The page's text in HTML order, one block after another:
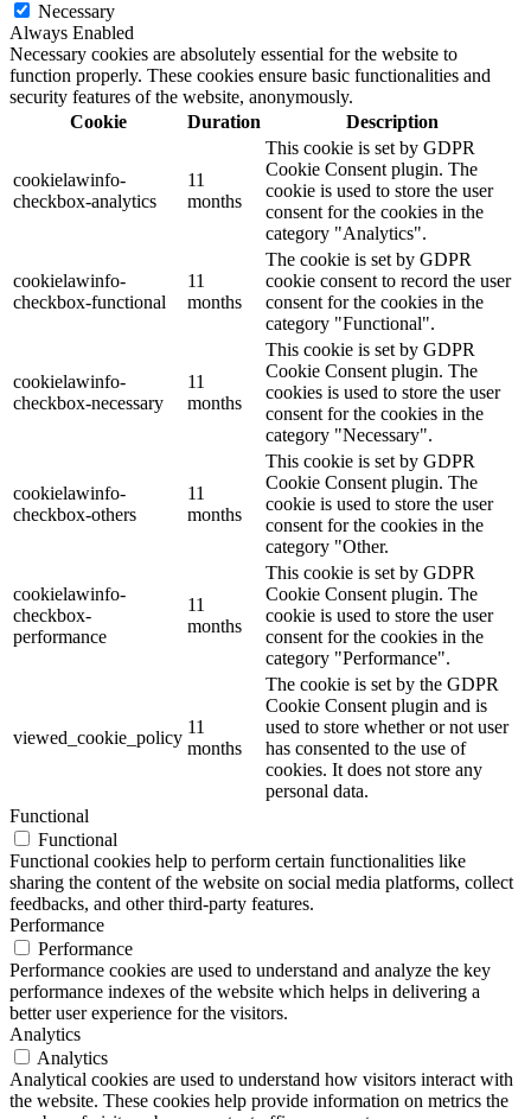
Necessary
Always Enabled
Necessary cookies are absolutely essential for the website to
function properly. These cookies ensure basic functionalities and
security features of the website, anonymously.
Cookie
Duration Description
cookielawinfo-
checkbox-analytics
11
months
This cookie is set by GDPR
Cookie Consent plugin. The
cookie is used to store the user
consent for the cookies in the
category "Analytics".
cookielawinfo-
checkbox-functional
11
months
The cookie is set by GDPR
cookie consent to record the user
consent for the cookies in the
category "Functional".
cookielawinfo-
checkbox-necessary
11
months
This cookie is set by GDPR
Cookie Consent plugin. The
cookies is used to store the user
consent for the cookies in the
category "Necessary".
cookielawinfo-
checkbox-others
11
months
This cookie is set by GDPR
Cookie Consent plugin. The
cookie is used to store the user
consent for the cookies in the
category "Other.
cookielawinfo-
checkbox-
performance
11
months
This cookie is set by GDPR
Cookie Consent plugin. The
cookie is used to store the user
consent for the cookies in the
category "Performance".
viewed_cookie_policy
11
months
The cookie is set by the GDPR
Cookie Consent plugin and is
used to store whether or not user
has consented to the use of
cookies. It does not store any
personal data.
Functional
Functional
Functional cookies help to perform certain functionalities like
sharing the content of the website on social media platforms, collect
feedbacks, and other third-party features.
Performance
Performance
Performance cookies are used to understand and analyze the key
performance indexes of the website which helps in delivering a
better user experience for the visitors.
Analytics
Analytics
Analytical cookies are used to understand how visitors interact with
the website. These cookies help provide information on metrics the